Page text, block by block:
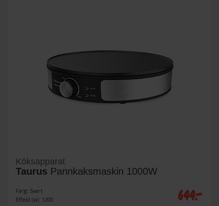
Köksapparat
Taurus Pannkaksmaskin 1000W
Färg: Svart
Effekt (w): 1200
644:-